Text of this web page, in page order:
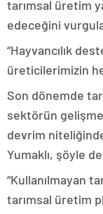
tarımsal üretim
edeceğini
“Hayvancılık
üreticilerimizin
Son dönemde
sektörün
devrim
Yumaklı, şöyle
“Kullanılmayan
tarımsal üretim